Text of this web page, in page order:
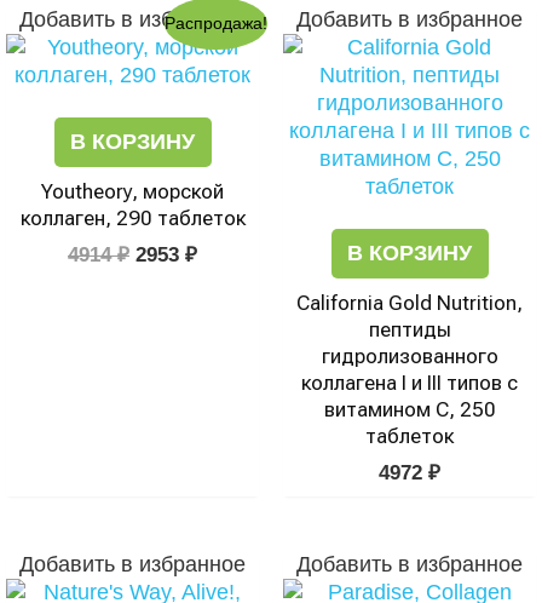
Добавить в избранное
Распродажа!
В КОРЗИНУ
Youtheory, морской
коллаген, 290 таблеток
4914₽
Первоначальная
цена
составляла
2953 ₽
Текущая
цена:
2953 ₽.
Добавить в избранное
В КОРЗИНУ
California Gold Nutrition,
пептиды
гидролизованного
коллагена I и III типов с
витамином C, 250
таблеток
4972 ₽
Добавить в избранное Добавить в избранное